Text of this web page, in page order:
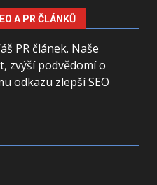
A PR ČLÁNKŮ
PR článek. Naše
zvýší podvědomí o
odkazu zlepší SEO